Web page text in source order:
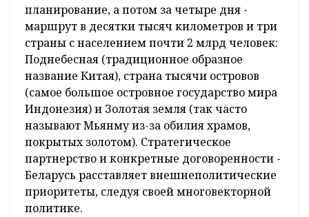
планирование, а потом за четыре дня -
маршрут в десятки тысяч километров и три
страны с населением почти 2 млрд человек:
Поднебесная (традиционное образное
название Китая), страна тысячи островов
(самое большое островное государство мира
Индонезия) и Золотая земля (так часто
называют Мьянму из-за обилия храмов,
покрытых золотом). Стратегическое
партнерство и конкретные договоренности -
Беларусь расставляет внешнеполитические
приоритеты, следуя своей многовекторной
политике.